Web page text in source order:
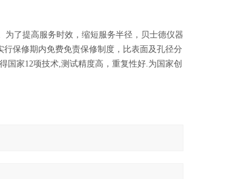
了提高服务时效，缩短服务半径，贝士德仪器
保修期内免费免责保修制度，比表面及孔径分
国家12项技术,测试精度高，重复性好.为国家创